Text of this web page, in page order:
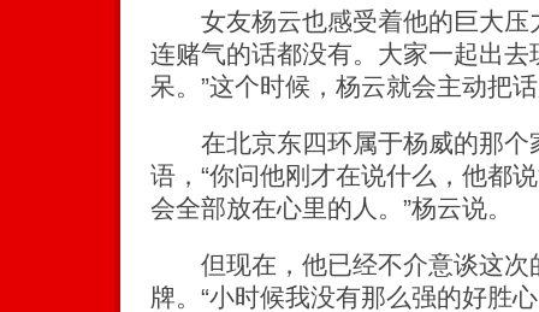
女友杨云也感受着他的巨大压
连赌气的话都没有。大家一起出
呆。”这个时候，杨云就会主动把
在北京东四环属于杨威的那个
语，“你问他刚才在说什么，他都
会全部放在心里的人。”杨云说。
但现在，他已经不介意谈这次
牌。“小时候我没有那么强的好胜